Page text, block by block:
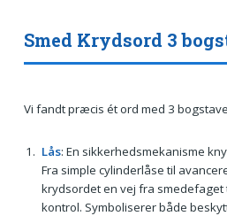
Smed Krydsord 3
Vi fandt præcis ét ord med 3
Lås: En sikkerhedsmekanisme
Fra simple cylinderlåse til
krydsordet en vej fra smedefaget
kontrol. Symboliserer både